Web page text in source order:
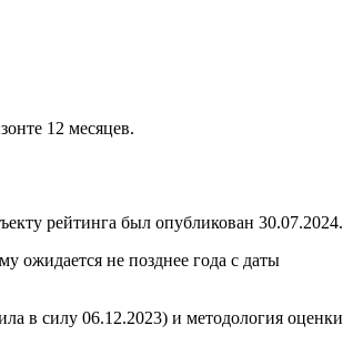
12 месяцев.
рейтинга был опубликован 30.07.2024.
ожидается не позднее года с даты
в силу 06.12.2023) и методология оценки